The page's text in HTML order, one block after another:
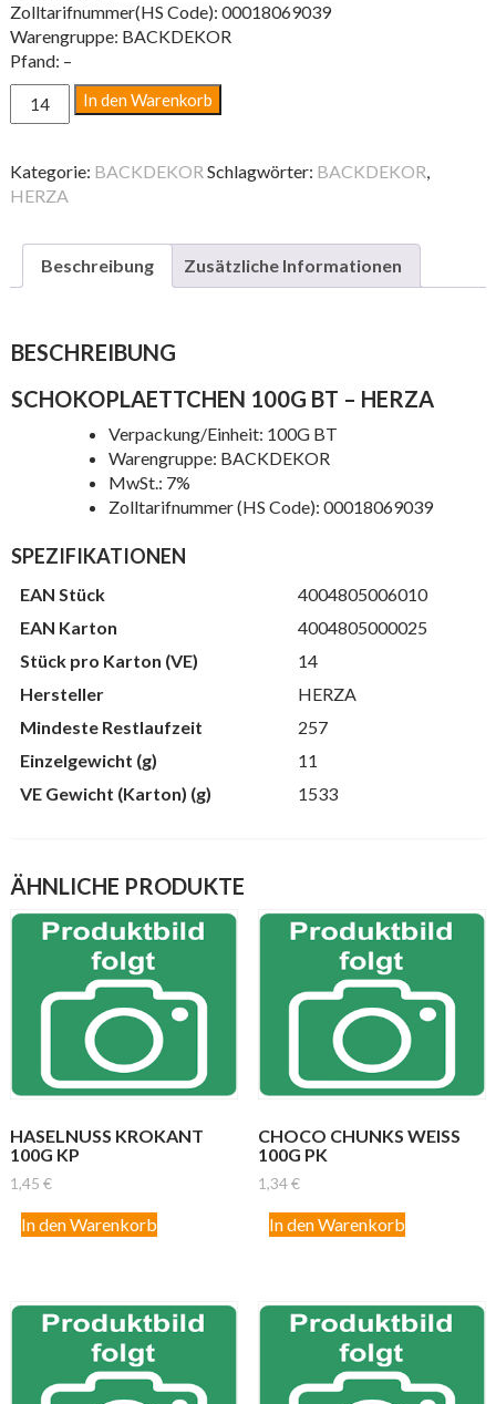
Zolltarifnummer(HS Code): 00018069039
Warengruppe: BACKDEKOR
Pfand: –
SCHOKOPLAETTCHEN
100G
Menge
In den Warenkorb
Kategorie: BACKDEKOR Schlagwörter: BACKDEKOR,
HERZA
Beschreibung Zusätzliche Informationen
BESCHREIBUNG
SCHOKOPLAETTCHEN 100G BT – HERZA
Verpackung/Einheit: 100G BT
Warengruppe: BACKDEKOR
MwSt.: 7%
Zolltarifnummer (HS Code): 00018069039
SPEZIFIKATIONEN
EAN Stück
4004805006010
EAN Karton
4004805000025
Stück pro Karton (VE)
14
Hersteller
HERZA
Mindeste Restlaufzeit
257
Einzelgewicht (g)
11
VE Gewicht (Karton) (g)
1533
ÄHNLICHE PRODUKTE
HASELNUSS KROKANT
100G KP
1,45 €
In den Warenkorb
CHOCO CHUNKS WEISS
100G PK
1,34€
In den Warenkorb